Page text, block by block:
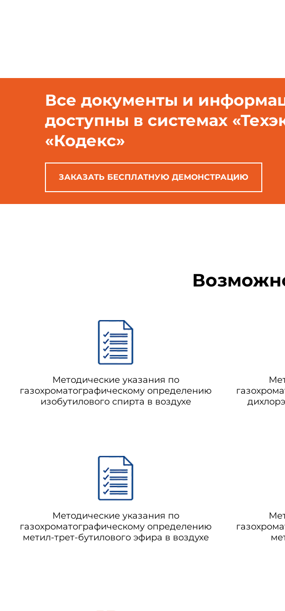
Все документы и
доступны в системах
«Кодекс»
ЗАКАЗАТЬ БЕСПЛАТНУЮ ДЕМОНСТРАЦИЮ
Методические указания по
газохроматографическому определению
изобутилового спирта в воздухе
Методические указания по
газохроматографическому определению
метил-трет-бутилового эфира в воздухе